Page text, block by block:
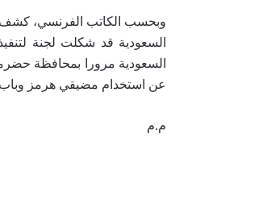
وبحسب الكاتب الفرنسي، كشف
السعودية قد شكلت لجنة
السعودية مرورا بمحافظة
عن استخدام مضيقي هرمز
م.م